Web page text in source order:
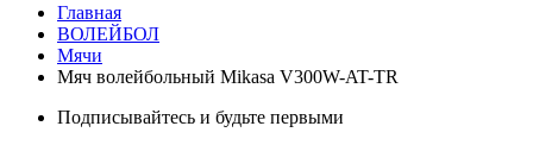
Главная
ВОЛЕЙБОЛ
Мячи
Мяч волейбольный Mikasa V300W-AT-TR
Подписывайтесь и будьте первыми